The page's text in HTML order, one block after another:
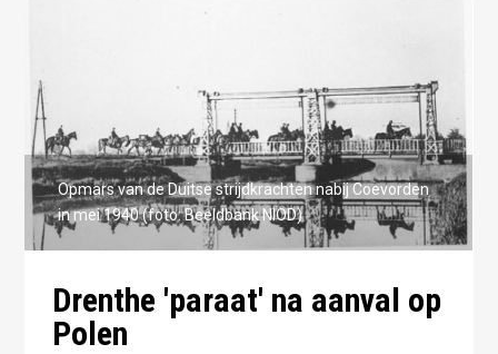
Opmars van de Duitse strijdkrachten nabij Coevorden
in mei 1940 (foto: Beeldbank NIOD)
Drenthe 'paraat' na aanval op
Polen